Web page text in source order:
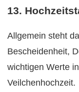
13.
Allgemein steht
Bescheidenheit,
wichtigen Werte
Veilchenhochzeit.